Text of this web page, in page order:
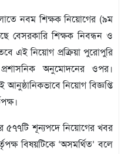
নবম শিক্ষক নিয়োগের (৯ম
বেসরকারি শিক্ষক নিবন্ধন ও
এই নিয়োগ প্রক্রিয়া পুরোপুরি
প্রশাসনিক অনুমোদনের ওপর।
নিয়োগ বিজ্ঞপ্তি
৫৭৭টি শূন্যপদে নিয়োগের খবর
বিষয়টিকে ‘অসমর্থিত’ বলে